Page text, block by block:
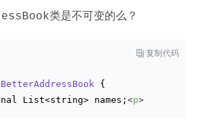
类是不可变的么？
 复制代码
BetterAddressBook
{
List<string> names; <p>